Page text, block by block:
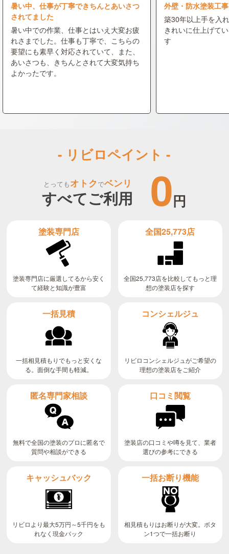
暑い中、仕事が丁寧できちんとあいさつ
されてました
暑い中での作業、仕事とはいえ大変お疲
れさまでした。仕事も丁寧で、こちらの
要望にも素早く対応されていて、また、
あいさつも、きちんとされて大変気持ち
よかったです。
外壁・防水塗装工事
築30年以上手を入
きれいに仕上げて
す
- リビロペイント -
とってもオトクでベンリ
すべてご利用 0円
塗装専門店
塗装専門店に厳選してるから安く
て経験と知識が豊富
全国25,773店
全国25,773店を比較してもっと理
想の塗装店を探す
一括見積
一括相見積もりでもっと安くな
る。面倒な手間も軽減。
コンシェルジュ
リビロコンシェルジュがご希望の
理想の塗装店をご紹介
匿名専門家相談
無料で全国の塗装のプロに匿名で
質問や相談ができる
口コミ閲覧
塗装店の口コミや噂を見て、業者
選びの参考にできる
キャッシュバック
リビロより最大5万円～5千円をも
れなく現金バック
一括お断り機能
相見積もりはお断りが大変。ボタ
ン1つで一括お断り